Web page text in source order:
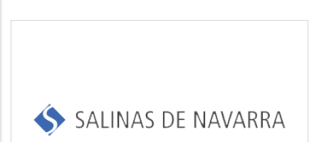
SALINAS DE NAVARRA